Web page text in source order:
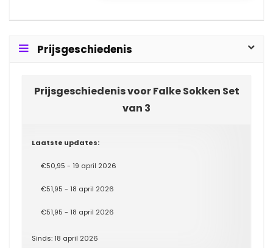
Prijsgeschiedenis
Prijsgeschiedenis voor Falke Sokken Set
van 3
Laatste updates:
€50,95 - 19 april 2026
€51,95 - 18 april 2026
€51,95 - 18 april 2026
Sinds: 18 april 2026